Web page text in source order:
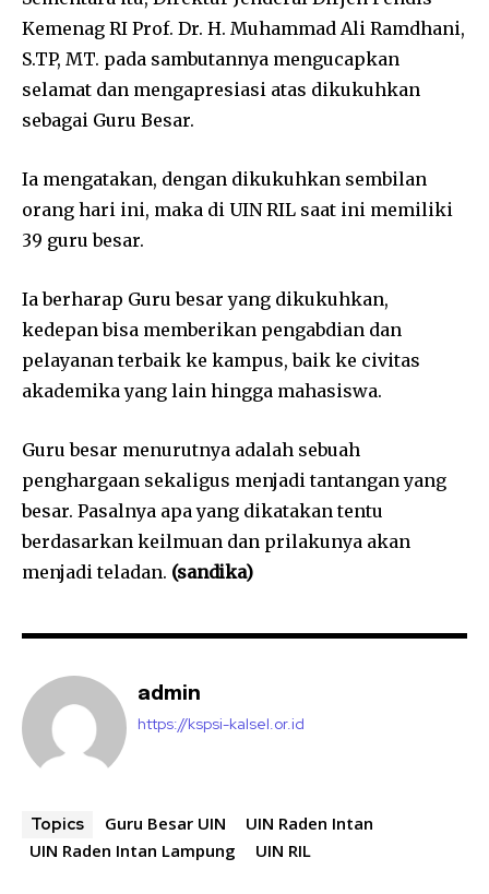
Kemenag RI Prof. Dr. H. Muhammad Ali Ramdhani,
S.TP, MT. pada sambutannya mengucapkan
selamat dan mengapresiasi atas dikukuhkan
sebagai Guru Besar.
Ia mengatakan, dengan dikukuhkan sembilan
orang hari ini, maka di UIN RIL saat ini memiliki
39 guru besar.
Ia berharap Guru besar yang dikukuhkan,
kedepan bisa memberikan pengabdian dan
pelayanan terbaik ke kampus, baik ke civitas
akademika yang lain hingga mahasiswa.
Guru besar menurutnya adalah sebuah
penghargaan sekaligus menjadi tantangan yang
besar. Pasalnya apa yang dikatakan tentu
berdasarkan keilmuan dan prilakunya akan
menjadi teladan. (sandika)
admin
https://kspsi-kalsel.or.id
Topics Guru Besar UIN
UIN Raden Intan
UIN Raden Intan Lampung
UIN RIL